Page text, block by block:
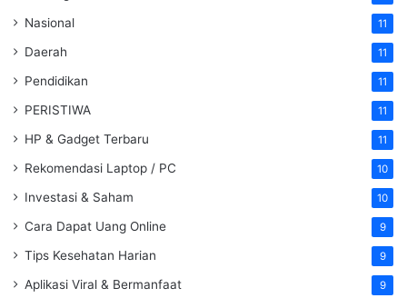
Nasional 11
Daerah 11
Pendidikan 11
PERISTIWA 11
HP & Gadget Terbaru 11
Rekomendasi Laptop / PC 10
Investasi & Saham 10
Cara Dapat Uang Online 9
Tips Kesehatan Harian 9
Aplikasi Viral & Bermanfaat 9